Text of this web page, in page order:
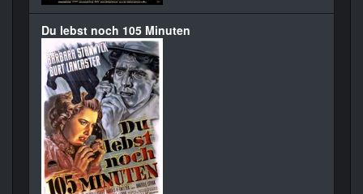
Du lebst noch 105 Minuten